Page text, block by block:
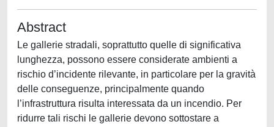
Abstract
Le gallerie stradali, soprattutto quelle di significativa
lunghezza, possono essere considerate ambienti a
rischio d’incidente rilevante, in particolare per la gravità
delle conseguenze, principalmente quando
l’infrastruttura risulta interessata da un incendio. Per
ridurre tali rischi le gallerie devono sottostare a